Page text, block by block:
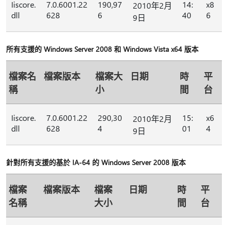
Iiscore.
dll
7.0.6001.22
628
190,97
6
2010年2月
9日
14:
40
x8
6
所有支援的 Windows Server 2008 和 Windows Vista x64 版本
檔案名
稱
檔案版本
檔案大
小
日期
時
間
平
台
Iiscore.
dll
7.0.6001.22
628
290,30
4
2010年2月
9日
15:
01
x6
4
針對所有支援的基於 IA-64 的 Windows Server 2008 版本
檔案
名稱
檔案版本
檔案
大小
日期
時
間
平
台